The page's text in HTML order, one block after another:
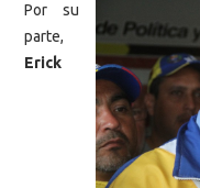
Por su
parte,
Erick